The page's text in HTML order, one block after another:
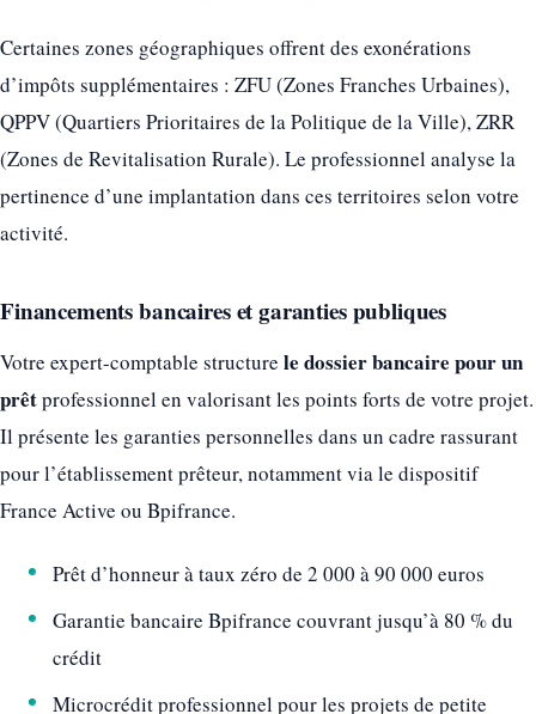
Certaines zones géographiques offrent des exonérations
d’impôts supplémentaires : ZFU (Zones Franches Urbaines),
QPPV (Quartiers Prioritaires de la Politique de la Ville), ZRR
(Zones de Revitalisation Rurale). Le professionnel analyse la
pertinence d’une implantation dans ces territoires selon votre
activité.
Financements bancaires et garanties publiques
Votre expert-comptable structure le dossier bancaire pour un
prêtprofessionnel en valorisant les points forts de votre projet.
Il présente les garanties personnelles dans un cadre rassurant
pour l’établissement prêteur, notamment via le dispositif
France Active ou Bpifrance.
Prêt d’honneur à taux zéro de 2 000 à 90 000 euros
Garantie bancaire Bpifrance couvrant jusqu’à 80 % du
crédit
Microcrédit professionnel pour les projets de petite